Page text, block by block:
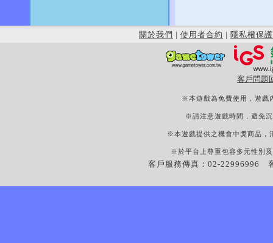
關於我們 | 使用者合約 | 隱私權保護
客戶問題
※本遊戲為免費使用，遊戲
※請注意遊戲時間，避免
※本遊戲提供之機會中獎商品，
※於平台上尊重包容多元性別
客戶服務傳真：02-22996996